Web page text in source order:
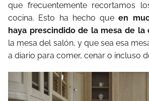
que frecuentemente recortamos
cocina. Esto ha hecho queen
haya prescindido de la mesa de la
la mesa del salón, y que sea esa
a diario para comer, cenar o incluso